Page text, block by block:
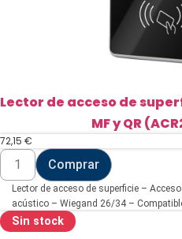
Lector de acceso de
MF y QR
72,15 €
Lector
acceso
de
superficie
-
Acceso
Comprar
Lector de acceso de superficie –
acústico – Wiegand 26/34 –
Sin stock